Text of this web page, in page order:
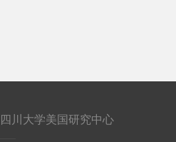
四川大学美国研究中心